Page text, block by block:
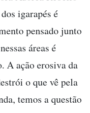
igarapés é
pensado junto
áreas é
A ação erosiva da
o que vê pela
temos a questão